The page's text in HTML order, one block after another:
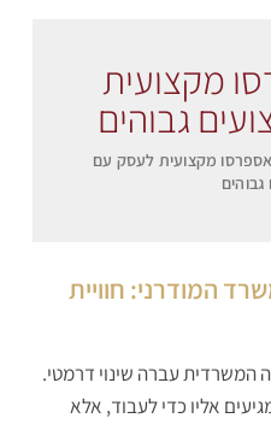
מקצועית
גבוהים
מקצועית לעסק עם
גבוהים
המודרני: חוויית
המשרדית עברה שינוי דרמטי.
אליו כדי לעבוד, אלא